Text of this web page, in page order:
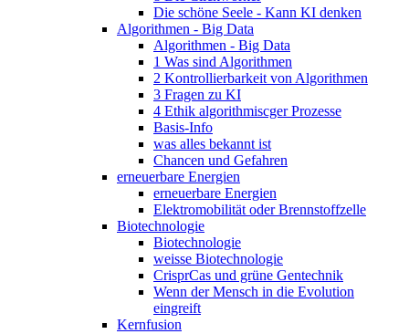
Die schöne Seele - Kann KI denken
Algorithmen - Big Data
Algorithmen - Big Data
1 Was sind Algorithmen
2 Kontrollierbarkeit von Algorithmen
3 Fragen zu KI
4 Ethik algorithmiscger Prozesse
Basis-Info
was alles bekannt ist
Chancen und Gefahren
erneuerbare Energien
erneuerbare Energien
Elektromobilität oder Brennstoffzelle
Biotechnologie
Biotechnologie
weisse Biotechnologie
CrisprCas und grüne Gentechnik
Wenn der Mensch in die Evolution
eingreift
Kernfusion